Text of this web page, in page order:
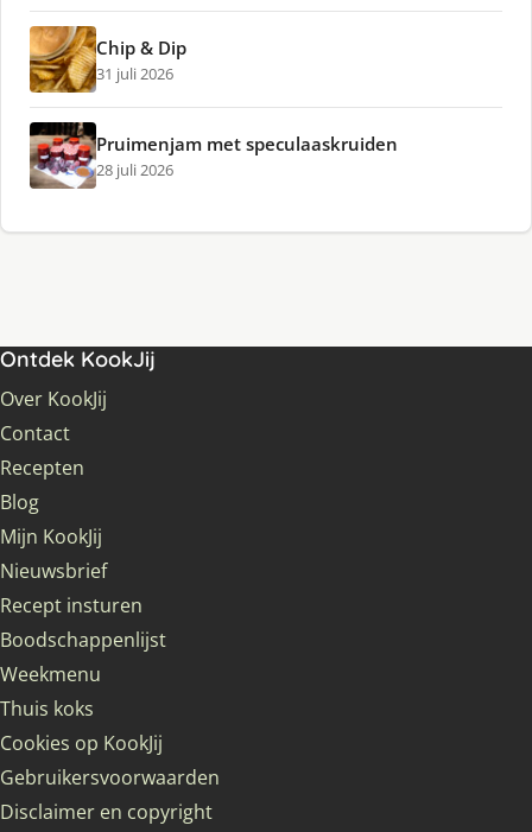
Chip & Dip
31 juli 2026
Pruimenjam met speculaaskruiden
28 juli 2026
Ontdek KookJij
Over KookJij
Contact
Recepten
Blog
Mijn KookJij
Nieuwsbrief
Recept insturen
Boodschappenlijst
Weekmenu
Thuis koks
Cookies op KookJij
Gebruikersvoorwaarden
Disclaimer en copyright